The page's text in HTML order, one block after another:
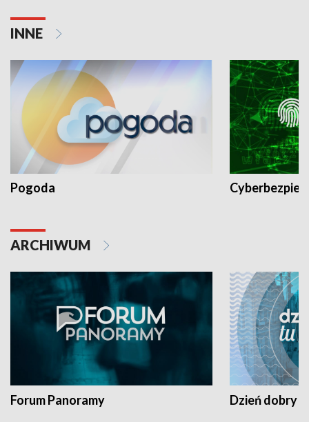
INNE
Pogoda
ARCHIWUM
Forum Panoramy Dzień dobry